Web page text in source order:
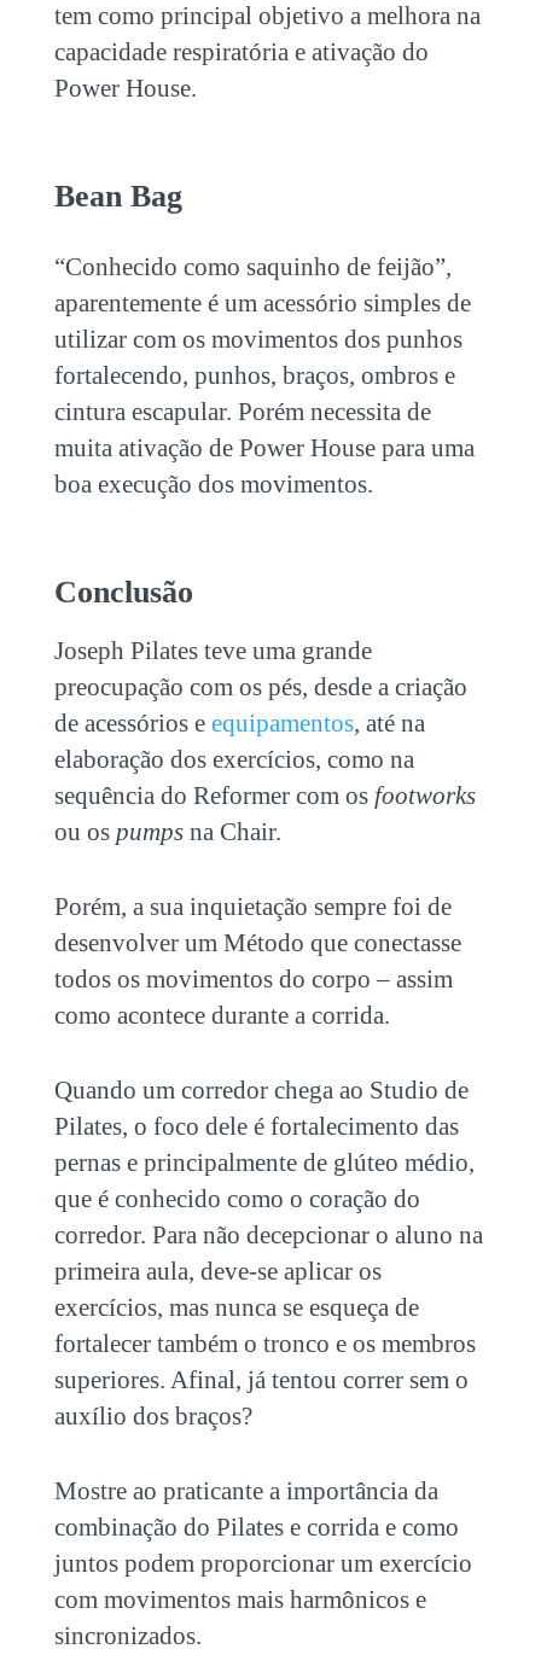
tem como principal objetivo a melhora na
capacidade respiratória e ativação do
Power House.
Bean Bag
“Conhecido como saquinho de feijão”,
aparentemente é um acessório simples de
utilizar com os movimentos dos punhos
fortalecendo, punhos, braços, ombros e
cintura escapular. Porém necessita de
muita ativação de Power House para uma
boa execução dos movimentos.
Conclusão
Joseph Pilates teve uma grande
preocupação com os pés, desde a criação
de acessórios e equipamentos, até na
elaboração dos exercícios, como na
sequência do Reformer com os footworks
ou os pumpsna Chair.
Porém, a sua inquietação sempre foi de
desenvolver um Método que conectasse
todos os movimentos do corpo – assim
como acontece durante a corrida.
Quando um corredor chega ao Studio de
Pilates, o foco dele é fortalecimento das
pernas e principalmente de glúteo médio,
que é conhecido como o coração do
corredor. Para não decepcionar o aluno na
primeira aula, deve-se aplicar os
exercícios, mas nunca se esqueça de
fortalecer também o tronco e os membros
superiores. Afinal, já tentou correr sem o
auxílio dos braços?
Mostre ao praticante a importância da
combinação do Pilates e corrida e como
juntos podem proporcionar um exercício
com movimentos mais harmônicos e
sincronizados.